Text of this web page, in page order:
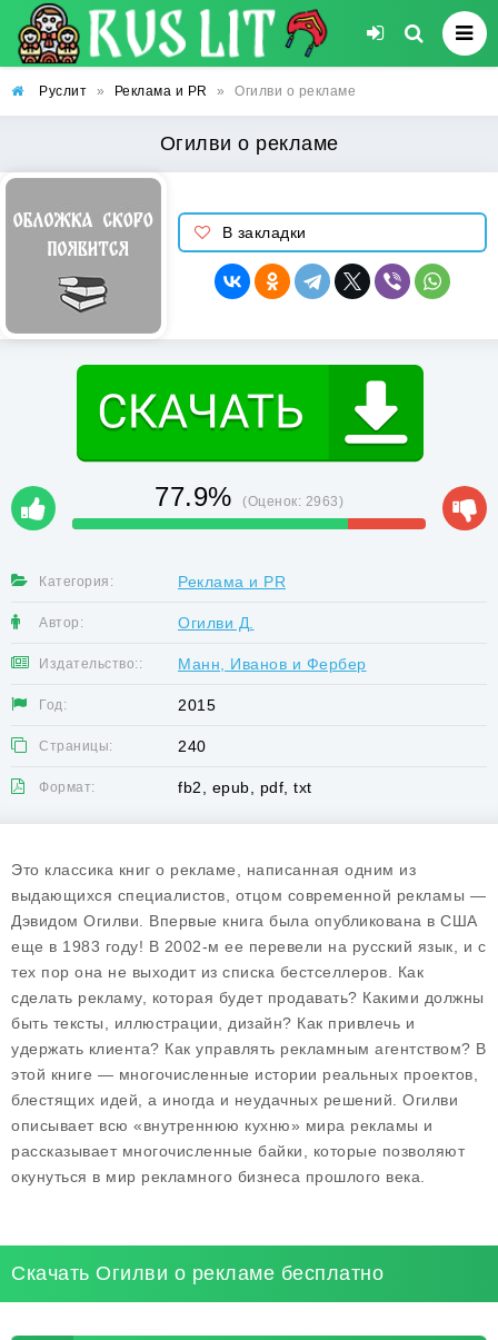
Руслит » Реклама и PR » Огилви о рекламе
Огилви о рекламе
В закладки
77.9% (Оценок: 2963)
Категория: Реклама и PR
Автор: Огилви Д.
Издательство:: Манн, Иванов и Фербер
Год: 2015
Страницы: 240
Формат: fb2, epub, pdf, txt
Это классика книг о рекламе, написанная одним из
выдающихся специалистов, отцом современной рекламы —
Дэвидом Огилви. Впервые книга была опубликована в США
еще в 1983 году! В 2002-м ее перевели на русский язык, и с
тех пор она не выходит из списка бестселлеров. Как
сделать рекламу, которая будет продавать? Какими должны
быть тексты, иллюстрации, дизайн? Как привлечь и
удержать клиента? Как управлять рекламным агентством? В
этой книге — многочисленные истории реальных проектов,
блестящих идей, а иногда и неудачных решений. Огилви
описывает всю «внутреннюю кухню» мира рекламы и
рассказывает многочисленные байки, которые позволяют
окунуться в мир рекламного бизнеса прошлого века.
Скачать Огилви о рекламе бесплатно